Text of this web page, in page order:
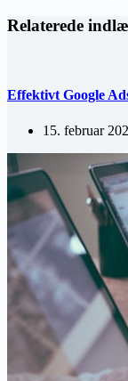
Relaterede
Effektivt Google
15. februar